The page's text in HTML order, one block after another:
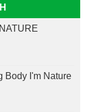
Body I'm Nature